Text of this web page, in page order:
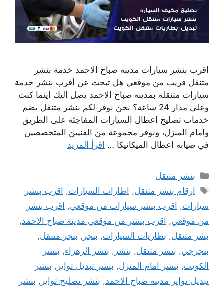
اقرب بنشر سيارات مدينة صباح الاحمد خدمة بنشر
متنقل فريب من موقعي هل تبحث عن أقرب بنشر خدمة
سيارات متنقلة بمدينة صباح الاحمد يصل اليك اينما كنت
وعلى مدار 24 ساعة؟ نحن نوفر لكم بنشر متنقل يضم
خدمات تصليح اعطال السيارات المفاجئة على الطريق
وامام المنزل، ونوفر مجموعة من الفنيين المتخصصين
في صيانة اعطال الميكانيكا … اقرأ المزيد
التصنيفات
بنشر متنقل
الوسوم
ارقام بنشر متنقل, اطارات السيارات, اقرب بنشر
سيارات, اقرب بنشر سيارات من موقعي, اقرب بنشر
من موقعي, اقرب بنشر من موقعي مدينة صباح الاحمد,
بشر متنقل, بطاريات السيارات, بنجر , بنجر متنقل,
بنجرجي, بنسر متنقل, بنشر , بنشر الزهراء, بنشر
الكويت, بنشر امام المنزل, بنشر تبديل تواير , بنشر
تبديل تواير مدينة صباح الاحمد, بنشر تصليح تواير , بنشر